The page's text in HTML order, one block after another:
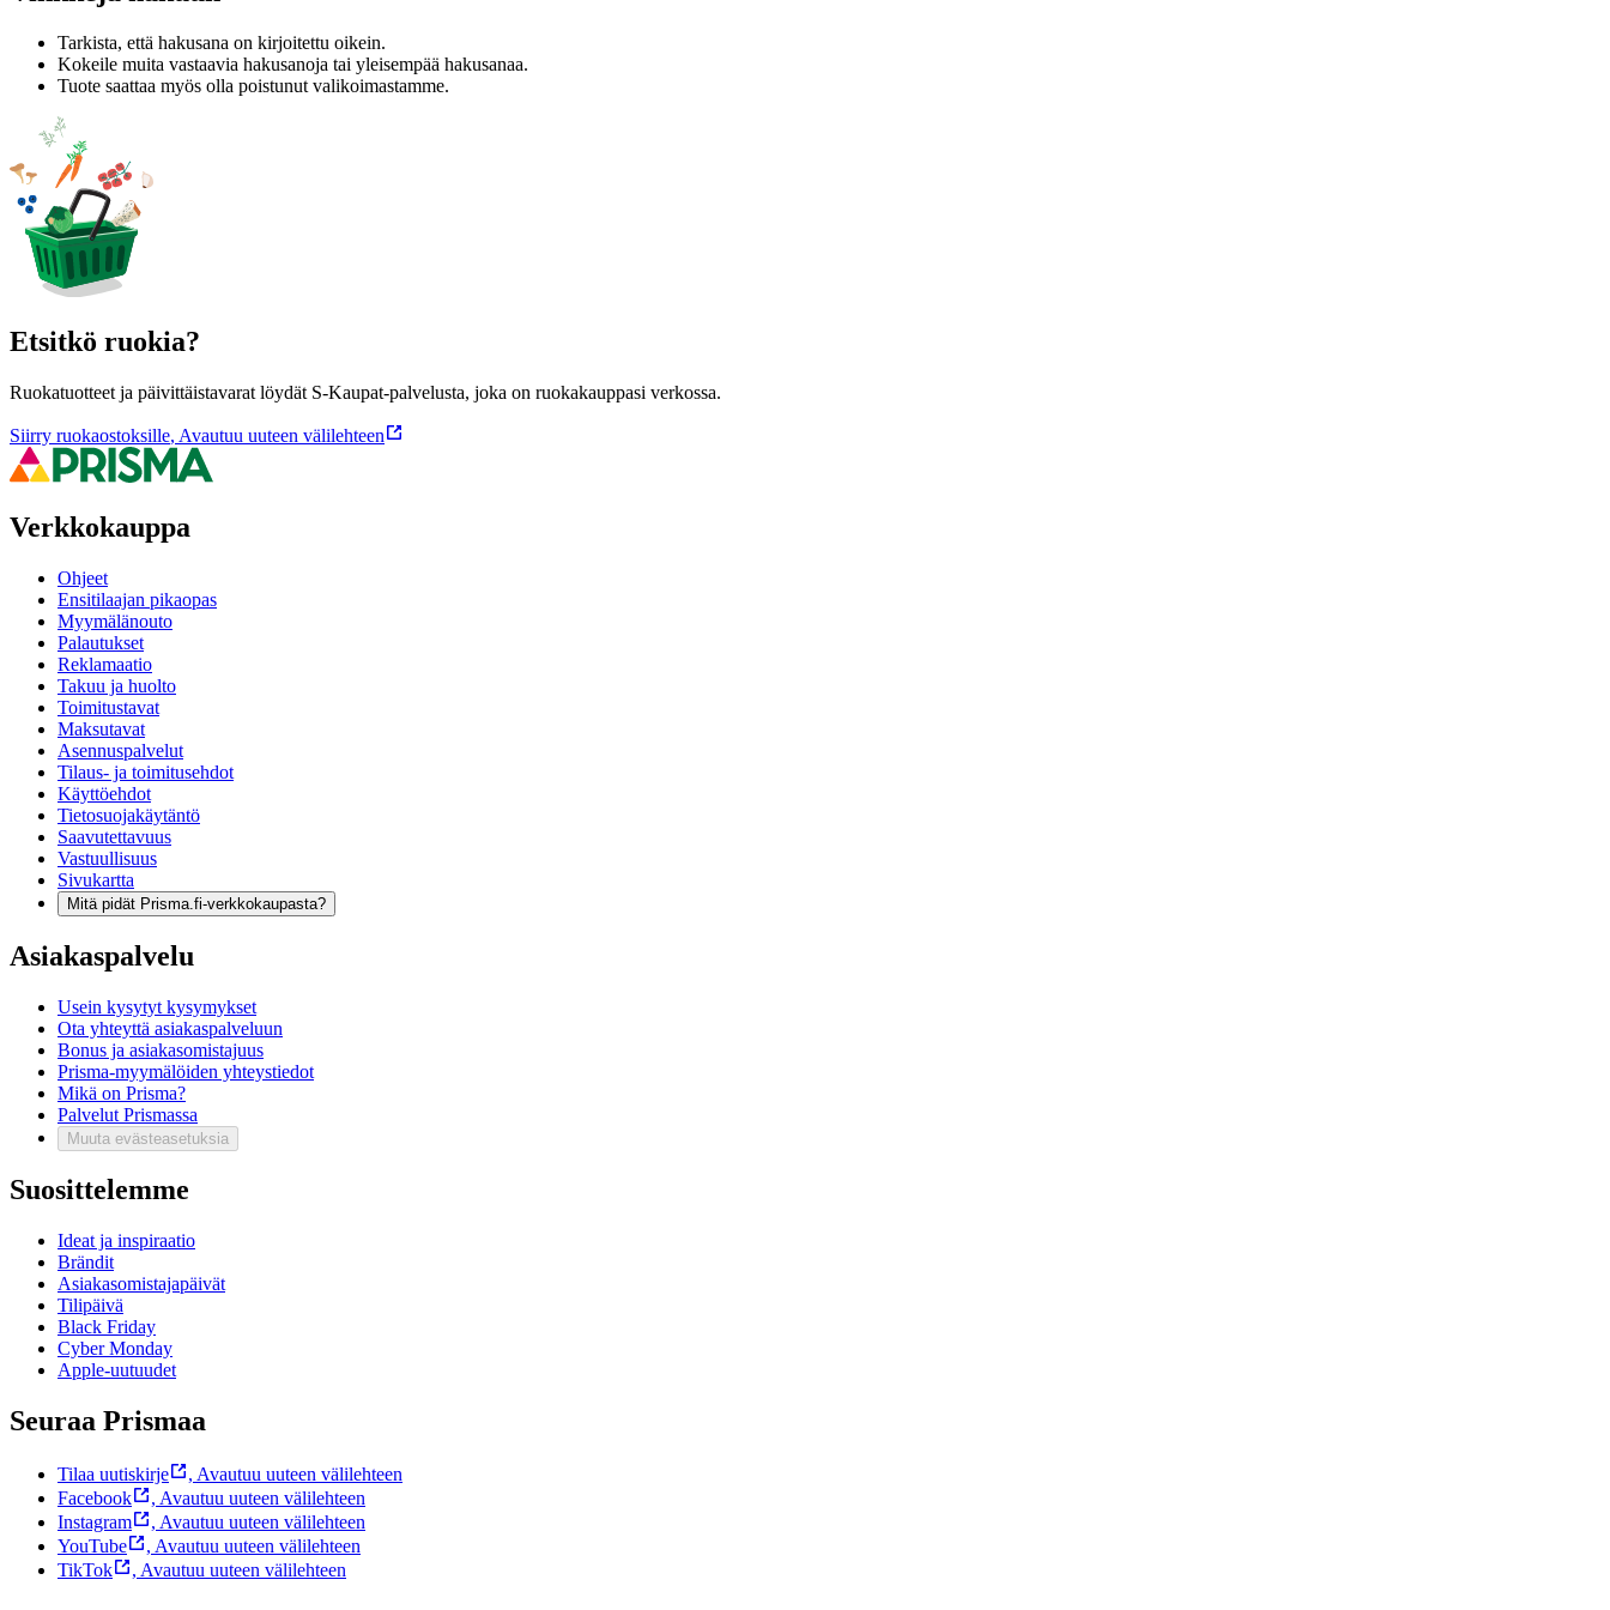
Tarkista, että hakusana on kirjoitettu oikein.
Kokeile muita vastaavia hakusanoja tai yleisempää hakusanaa.
Tuote saattaa myös olla poistunut valikoimastamme.
Etsitkö ruokia?
Ruokatuotteet ja päivittäistavarat löydät S-Kaupat-palvelusta, joka on ruokakauppasi verkossa.
Siirry ruokaostoksille, Avautuu uuteen välilehteen
Verkkokauppa
Ohjeet
Ensitilaajan pikaopas
Myymälänouto
Palautukset
Reklamaatio
Takuu ja huolto
Toimitustavat
Maksutavat
Asennuspalvelut
Tilaus- ja toimitusehdot
Käyttöehdot
Tietosuojakäytäntö
Saavutettavuus
Vastuullisuus
Sivukartta
Mitä pidät Prisma.fi-verkkokaupasta?
Asiakaspalvelu
Usein kysytyt kysymykset
Ota yhteyttä asiakaspalveluun
Bonus ja asiakasomistajuus
Prisma-myymälöiden yhteystiedot
Mikä on Prisma?
Palvelut Prismassa
Muuta evästeasetuksia
Suosittelemme
Ideat ja inspiraatio
Brändit
Asiakasomistajapäivät
Tilipäivä
Black Friday
Cyber Monday
Apple-uutuudet
Seuraa Prismaa
Tilaa uutiskirje , Avautuu uuteen välilehteen
Facebook
, Avautuu uuteen välilehteen
Instagram
, Avautuu uuteen välilehteen
YouTube
, Avautuu uuteen välilehteen
TikTok
, Avautuu uuteen välilehteen